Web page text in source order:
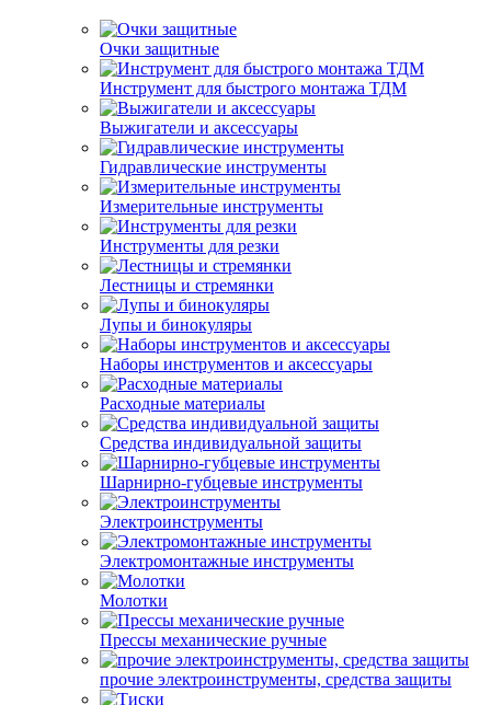
Очки защитные
Инструмент для быстрого монтажа ТДМ
Выжигатели и аксессуары
Гидравлические инструменты
Измерительные инструменты
Инструменты для резки
Лестницы и стремянки
Лупы и бинокуляры
Наборы инструментов и аксессуары
Расходные материалы
Средства индивидуальной защиты
Шарнирно-губцевые инструменты
Электроинструменты
Электромонтажные инструменты
Молотки
Прессы механические ручные
прочие электроинструменты, средства защиты